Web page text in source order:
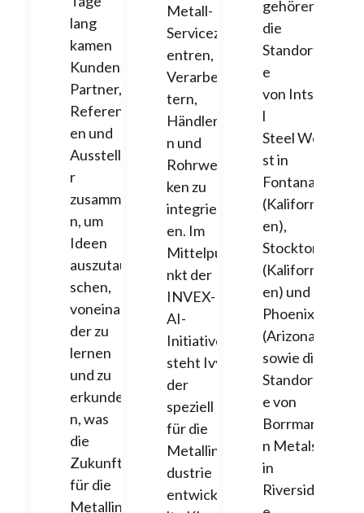
lang
kamen
Kunden,
Partner,
Referent
en und
Ausstelle
r
zusamme
n, um
Ideen
auszutau
schen,
voneinan
der zu
lernen
und zu
erkunde
n, was
die
Zukunft
für die
Metallin
Metall-
Servicez
entren,
Verarbei
tern,
Händler
n und
Rohrwer
ken zu
integrier
en. Im
Mittelpu
nkt der
INVEX-
AI-
Initiative
steht Ivy,
der
speziell
für die
Metallin
dustrie
entwicke
gehören
die
Standort
e
von Intse
l
Steel We
st in
Fontana
(Kaliforni
en),
Stockton
(Kaliforni
en) und
Phoenix
(Arizona)
sowie die
Standort
e von
Borrman
n Metals
in
Riversid